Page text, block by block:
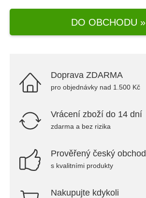
DO OBCHODU »
Doprava ZDARMA
pro objednávky nad 1.500 Kč
Vrácení zboží do 14 dní
zdarma a bez rizika
Prověřený český obchod
s kvalitními produkty
Nakupujte kdykoli